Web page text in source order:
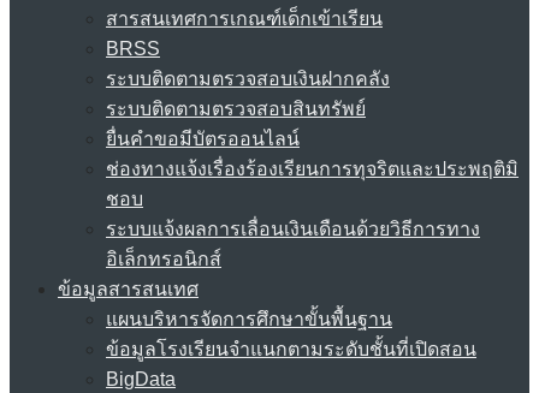
สารสนเทศการเกณฑ์เด็กเข้าเรียน
BRSS
ระบบติดตามตรวจสอบเงินฝากคลัง
ระบบติดตามตรวจสอบสินทรัพย์
ยื่นคำขอมีบัตรออนไลน์
ช่องทางแจ้งเรื่องร้องเรียนการทุจริตและประพฤติมิ
ชอบ
ระบบแจ้งผลการเลื่อนเงินเดือนด้วยวิธีการทาง
อิเล็กทรอนิกส์
ข้อมูลสารสนเทศ
แผนบริหารจัดการศึกษาขั้นพื้นฐาน
ข้อมูลโรงเรียนจำแนกตามระดับชั้นที่เปิดสอน
BigData